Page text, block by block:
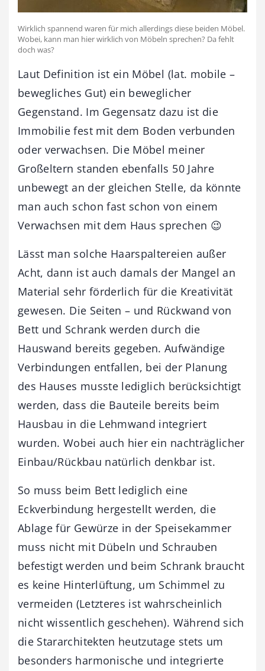
Wirklich spannend waren für mich allerdings diese beiden Möbel.
Wobei, kann man hier wirklich von Möbeln sprechen? Da fehlt
doch was?
Laut Definition ist ein Möbel (lat. mobile –
bewegliches Gut) ein beweglicher
Gegenstand. Im Gegensatz dazu ist die
Immobilie fest mit dem Boden verbunden
oder verwachsen. Die Möbel meiner
Großeltern standen ebenfalls 50 Jahre
unbewegt an der gleichen Stelle, da könnte
man auch schon fast schon von einem
Verwachsen mit dem Haus sprechen 😉
Lässt man solche Haarspaltereien außer
Acht, dann ist auch damals der Mangel an
Material sehr förderlich für die Kreativität
gewesen. Die Seiten – und Rückwand von
Bett und Schrank werden durch die
Hauswand bereits gegeben. Aufwändige
Verbindungen entfallen, bei der Planung
des Hauses musste lediglich berücksichtigt
werden, dass die Bauteile bereits beim
Hausbau in die Lehmwand integriert
wurden. Wobei auch hier ein nachträglicher
Einbau/Rückbau natürlich denkbar ist.
So muss beim Bett lediglich eine
Eckverbindung hergestellt werden, die
Ablage für Gewürze in der Speisekammer
muss nicht mit Dübeln und Schrauben
befestigt werden und beim Schrank braucht
es keine Hinterlüftung, um Schimmel zu
vermeiden (Letzteres ist wahrscheinlich
nicht wissentlich geschehen). Während sich
die Stararchitekten heutzutage stets um
besonders harmonische und integrierte